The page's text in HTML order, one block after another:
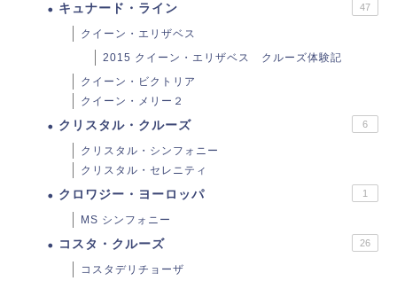
キュナード・ライン 47
クイーン・エリザベス
2015 クイーン・エリザベス クルーズ体験記
クイーン・ビクトリア
クイーン・メリー２
クリスタル・クルーズ 6
クリスタル・シンフォニー
クリスタル・セレニティ
クロワジー・ヨーロッパ 1
MS シンフォニー
コスタ・クルーズ 26
コスタデリチョーザ